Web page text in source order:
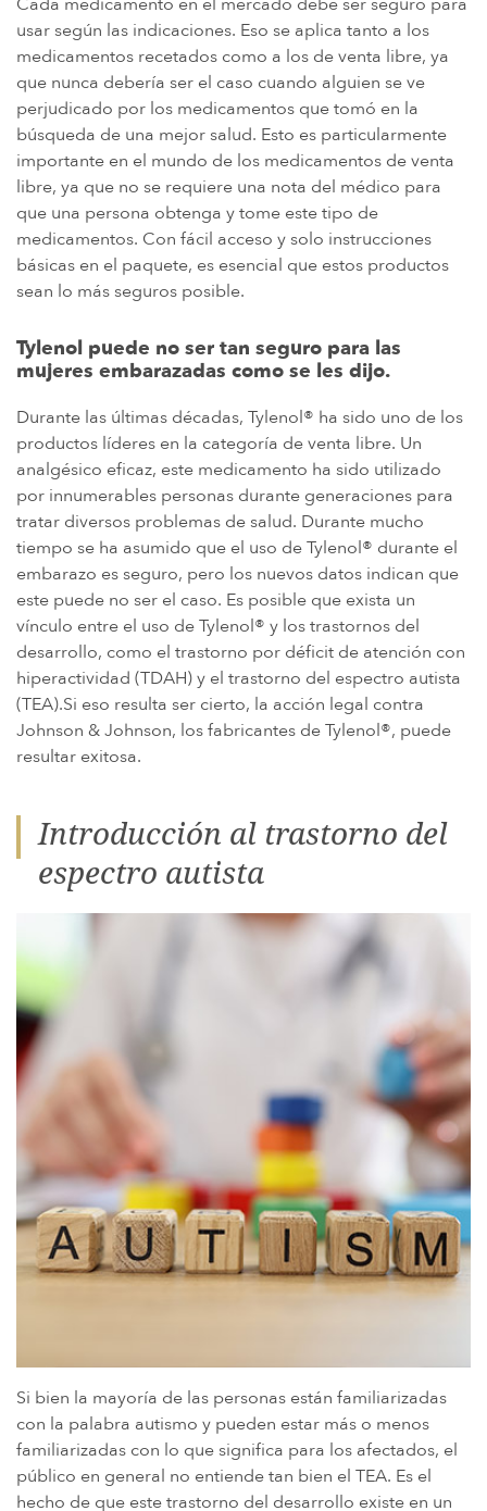
IMPLANTES DE CADERA DE METAL SOBRE METAL
DIU MIRENA
MORCELADORES DE ENERGÍA
PROTON PUMP INHIBITORS (PPI)
HERBICIDA ROUNDUP (GLIFOSATO)
POLVO DE TALCO / TALCO
TAXOTERE
TYLENOL (PARACETAMOL) AUTISMO/TDAH
VIAGRA Y CIALIS (SILDENAFIL)
TEORÍAS DE RESPONSABILIDAD POR PRODUCTOS
PERSONAL INJURY LAW AND MASS TORT VIDEOS
CUÁNTO TIEMPO TIENES PARA TOMAR CIERTAS ACCIONES
usar según las indicaciones. Eso se aplica tanto a los
medicamentos recetados como a los de venta libre, ya
que nunca debería ser el caso cuando alguien se ve
perjudicado por los medicamentos que tomó en la
búsqueda de una mejor salud. Esto es particularmente
importante en el mundo de los medicamentos de venta
libre, ya que no se requiere una nota del médico para
que una persona obtenga y tome este tipo de
medicamentos. Con fácil acceso y solo instrucciones
básicas en el paquete, es esencial que estos productos
sean lo más seguros posible.
Tylenol puede no ser tan seguro para las
mujeres embarazadas como se les dijo.
Durante las últimas décadas, Tylenol® ha sido uno de los
productos líderes en la categoría de venta libre. Un
analgésico eficaz, este medicamento ha sido utilizado
por innumerables personas durante generaciones para
tratar diversos problemas de salud. Durante mucho
tiempo se ha asumido que el uso de Tylenol® durante el
embarazo es seguro, pero los nuevos datos indican que
este puede no ser el caso. Es posible que exista un
vínculo entre el uso de Tylenol® y los trastornos del
desarrollo, como el trastorno por déficit de atención con
hiperactividad (TDAH) y el trastorno del espectro autista
(TEA).Si eso resulta ser cierto, la acción legal contra
Johnson & Johnson, los fabricantes de Tylenol®, puede
resultar exitosa.
Introducción al trastorno del
espectro autista
Si bien la mayoría de las personas están familiarizadas
con la palabra autismo y pueden estar más o menos
familiarizadas con lo que significa para los afectados, el
público en general no entiende tan bien el TEA. Es el
hecho de que este trastorno del desarrollo existe en un